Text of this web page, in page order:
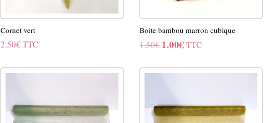
Cornet vert
2.50€TTC
Boite bambou marron cubique
1.50€ Le
initial
1.00€ Le
actuel
TTC